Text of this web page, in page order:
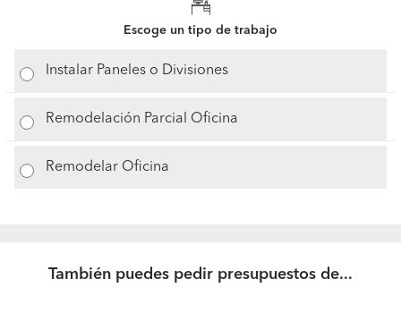
Escoge un tipo de trabajo
Instalar Paneles o Divisiones
Remodelación Parcial Oficina
Remodelar Oficina
También puedes pedir presupuestos de...